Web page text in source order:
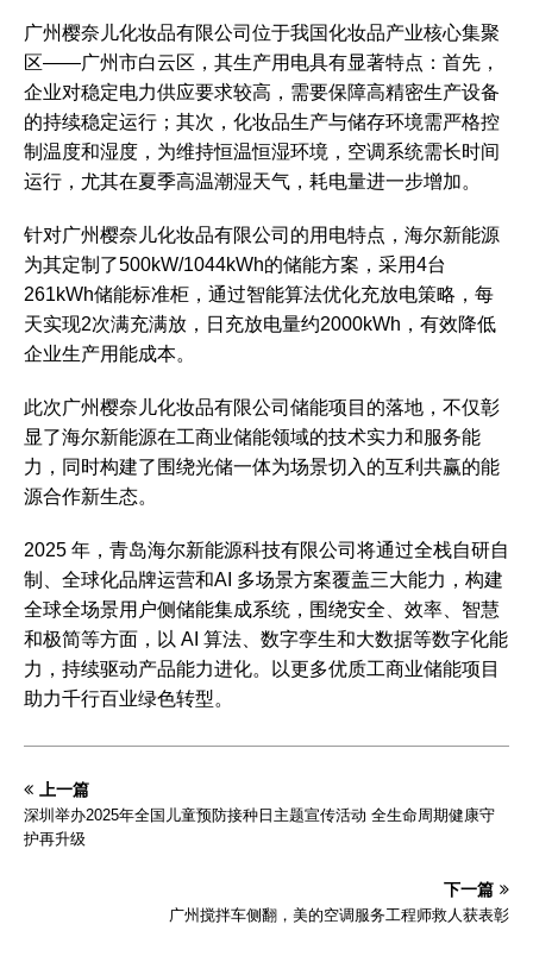
广州樱奈儿化妆品有限公司位于我国化妆品产业核心集聚
区——广州市白云区，其生产用电具有显著特点：首先，
企业对稳定电力供应要求较高，需要保障高精密生产设备
的持续稳定运行；其次，化妆品生产与储存环境需严格控
制温度和湿度，为维持恒温恒湿环境，空调系统需长时间
运行，尤其在夏季高温潮湿天气，耗电量进一步增加。
针对广州樱奈儿化妆品有限公司的用电特点，海尔新能源
为其定制了500kW/1044kWh的储能方案，采用4台
261kWh储能标准柜，通过智能算法优化充放电策略，每
天实现2次满充满放，日充放电量约2000kWh，有效降低
企业生产用能成本。
此次广州樱奈儿化妆品有限公司储能项目的落地，不仅彰
显了海尔新能源在工商业储能领域的技术实力和服务能
力，同时构建了围绕光储一体为场景切入的互利共赢的能
源合作新生态。
2025 年，青岛海尔新能源科技有限公司将通过全栈自研自
制、全球化品牌运营和AI 多场景方案覆盖三大能力，构建
全球全场景用户侧储能集成系统，围绕安全、效率、智慧
和极简等方面，以 AI 算法、数字孪生和大数据等数字化能
力，持续驱动产品能力进化。以更多优质工商业储能项目
助力千行百业绿色转型。
上一篇
深圳举办2025年全国儿童预防接种日主题宣传活动 全生命周期健康守
护再升级
下一篇
广州搅拌车侧翻，美的空调服务工程师救人获表彰